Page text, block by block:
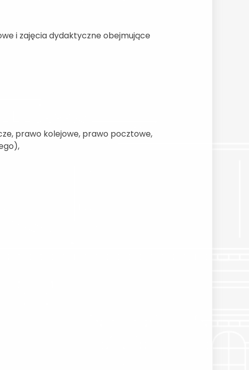
i zajęcia dydaktyczne obejmujące
prawo kolejowe, prawo pocztowe,